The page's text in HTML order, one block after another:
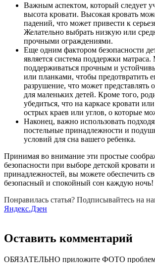
Важным аспектом, который следует
высота кровати. Высокая кровать
падений, что может привести к
Желательно выбрать низкую или
прочными ограждениями.
Еще одним фактором безопасности
является система поддержки
поддерживаться прочным и
или планками, чтобы предотвратить
разрушение, что может представлять
для маленьких детей. Кроме того,
убедиться, что на каркасе кровати
острых краев или углов, о которые
Наконец, важно использовать
постельные принадлежности и
условий для сна вашего ребенка.
Принимая во внимание эти простые
безопасности при выборе детской кровати
принадлежностей, вы можете обеспечить
безопасный и спокойный сон каждую ночь!
Понравилась статья? Подписывайтесь на
Яндекс.Дзен
Оставить комментарий
ОБЯЗАТЕЛЬНО приложите ФОТО